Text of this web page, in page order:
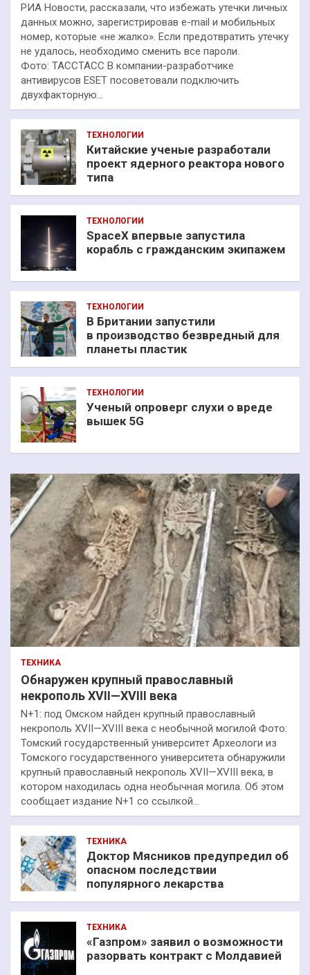
РИА Новости, рассказали, что избежать утечки личных
данных можно, зарегистрировав e-mail и мобильных
номер, которые «не жалко». Если предотвратить утечку
не удалось, необходимо сменить все пароли.
Фото: ТАССТАСС В компании-разработчике
антивирусов ESET посоветовали подключить
двухфакторную…
ТЕХНОЛОГИИ
Китайские ученые разработали
проект ядерного реактора нового
типа
ТЕХНОЛОГИИ
SpaceX впервые запустила
корабль с гражданским экипажем
ТЕХНОЛОГИИ
В Британии запустили
в производство безвредный для
планеты пластик
ТЕХНОЛОГИИ
Ученый опроверг слухи о вреде
вышек 5G
ТЕХНИКА
Обнаружен крупный православный
некрополь XVII—XVIII века
N+1: под Омском найден крупный православный
некрополь XVII—XVIII века с необычной могилой Фото:
Томский государственный университет Археологи из
Томского государственного университета обнаружили
крупный православный некрополь XVII—XVIII века, в
котором находилась одна необычная могила. Об этом
сообщает издание N+1 со ссылкой…
ТЕХНИКА
Доктор Мясников предупредил об
опасном последствии
популярного лекарства
ТЕХНИКА
«Газпром» заявил о возможности
разорвать контракт с Молдавией